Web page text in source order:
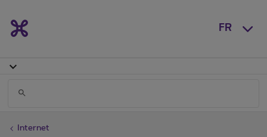
FR
Internet